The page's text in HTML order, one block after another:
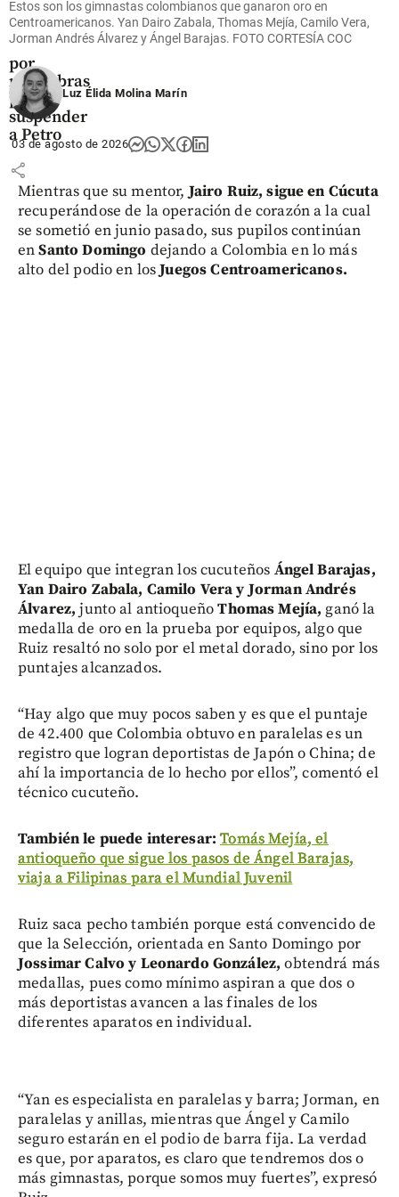
indagatoria
a Gloria
Arizabaleta
por
maniobras
para
suspender
a Petro
share
Estos son los gimnastas colombianos que ganaron oro en
Centroamericanos. Yan Dairo Zabala, Thomas Mejía, Camilo Vera,
Jorman Andrés Álvarez y Ángel Barajas. FOTO CORTESÍA COC
Luz Élida Molina Marín
03 de agosto de 2026
Mientras que su mentor, Jairo Ruiz, sigue en Cúcuta
recuperándose de la operación de corazón a la cual
se sometió en junio pasado, sus pupilos continúan
enSanto Domingo dejando a Colombia en lo más
alto del podio en losJuegos Centroamericanos.
El equipo que integran los cucuteños Ángel Barajas,
Yan Dairo Zabala, Camilo Vera y Jorman Andrés
Álvarez, junto al antioqueñoThomas Mejía, ganó la
medalla de oro en la prueba por equipos, algo que
Ruiz resaltó no solo por el metal dorado, sino por los
puntajes alcanzados.
“Hay algo que muy pocos saben y es que el puntaje
de 42.400 que Colombia obtuvo en paralelas es un
registro que logran deportistas de Japón o China; de
ahí la importancia de lo hecho por ellos”, comentó el
técnico cucuteño.
También le puede interesar: Tomás Mejía, el
antioqueño que sigue los pasos de Ángel Barajas,
viaja a Filipinas para el Mundial Juvenil
Ruiz saca pecho también porque está convencido de
que la Selección, orientada en Santo Domingo por
Jossimar Calvo y Leonardo González, obtendrá más
medallas, pues como mínimo aspiran a que dos o
más deportistas avancen a las finales de los
diferentes aparatos en individual.
“Yan es especialista en paralelas y barra; Jorman, en
paralelas y anillas, mientras que Ángel y Camilo
seguro estarán en el podio de barra fija. La verdad
es que, por aparatos, es claro que tendremos dos o
más gimnastas, porque somos muy fuertes”, expresó